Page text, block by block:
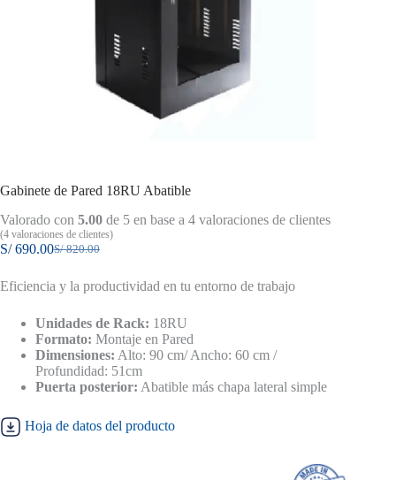
Gabinete de Pared 18RU Abatible
Valorado con 5.00 de 5 en base a 4 valoraciones de clientes
(4 valoraciones de clientes)
S/820.00
El
original
S/ 820.00.
S/690.00El
actual
S/ 690.00.
Eficiencia y la productividad en tu entorno de trabajo
Unidades de Rack: 18RU
Formato: Montaje en Pared
Dimensiones: Alto: 90 cm/ Ancho: 60 cm /
Profundidad: 51cm
Puerta posterior: Abatible más chapa lateral simple
Hoja de datos del producto